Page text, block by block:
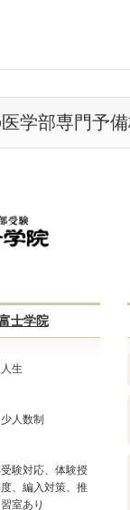
学部専門予
士学院
生
人数制
験対応、体験授
、編入対策、推
室あり